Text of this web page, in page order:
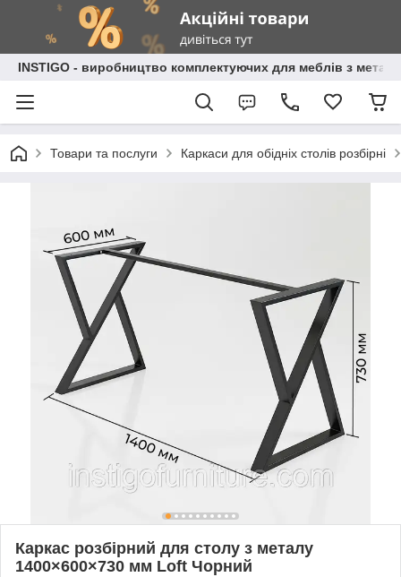
INSTIGO - виробництво комплектуючих для меблів з металу
Товари та послуги Каркаси для обідніх столів розбірні
Каркас розбірний для столу з металу
1400×600×730 мм Loft Чорний